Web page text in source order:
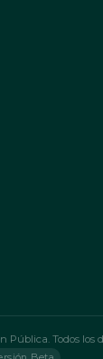
Pública. Todos los